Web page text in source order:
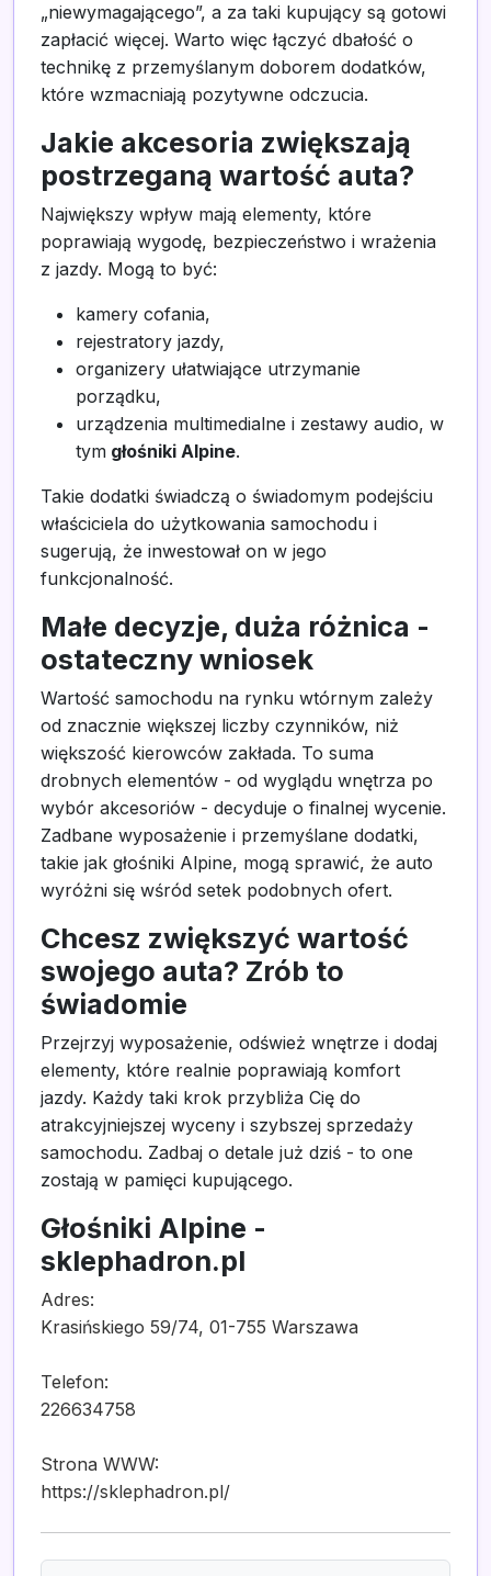
„niewymagającego”, a za taki kupujący są gotowi
zapłacić więcej. Warto więc łączyć dbałość o
technikę z przemyślanym doborem dodatków,
które wzmacniają pozytywne odczucia.
Jakie akcesoria zwiększają
postrzeganą wartość auta?
Największy wpływ mają elementy, które
poprawiają wygodę, bezpieczeństwo i wrażenia
z jazdy. Mogą to być:
kamery cofania,
rejestratory jazdy,
organizery ułatwiające utrzymanie
porządku,
urządzenia multimedialne i zestawy audio, w
tym głośniki Alpine.
Takie dodatki świadczą o świadomym podejściu
właściciela do użytkowania samochodu i
sugerują, że inwestował on w jego
funkcjonalność.
Małe decyzje, duża różnica -
ostateczny wniosek
Wartość samochodu na rynku wtórnym zależy
od znacznie większej liczby czynników, niż
większość kierowców zakłada. To suma
drobnych elementów - od wyglądu wnętrza po
wybór akcesoriów - decyduje o finalnej wycenie.
Zadbane wyposażenie i przemyślane dodatki,
takie jak głośniki Alpine, mogą sprawić, że auto
wyróżni się wśród setek podobnych ofert.
Chcesz zwiększyć wartość
swojego auta? Zrób to
świadomie
Przejrzyj wyposażenie, odśwież wnętrze i dodaj
elementy, które realnie poprawiają komfort
jazdy. Każdy taki krok przybliża Cię do
atrakcyjniejszej wyceny i szybszej sprzedaży
samochodu. Zadbaj o detale już dziś - to one
zostają w pamięci kupującego.
Głośniki Alpine -
sklephadron.pl
Adres:
Krasińskiego 59/74, 01-755 Warszawa
Telefon:
226634758
Strona WWW:
https://sklephadron.pl/